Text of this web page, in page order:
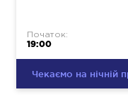
Початок:
19:00
Чекаємо на нічній